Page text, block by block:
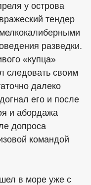
у острова
тендер
разведки.
«купца»
следовать своим
далеко
его и после
и абордажа
допроса
командой
в море уже с